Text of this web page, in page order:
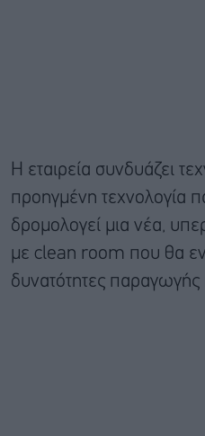
Η εταιρεία συνδυάζει
προηγμένη τεχνολογία
δρομολογεί μια νέα,
με clean room που θα
δυνατότητες παραγωγής